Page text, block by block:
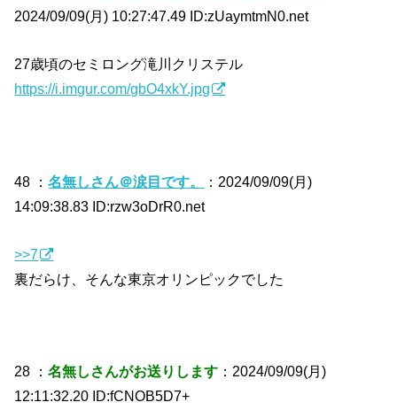
2024/09/09(月) 10:27:47.49 ID:zUaymtmN0.net
27歳頃のセミロング滝川クリステル
https://i.imgur.com/gbO4xkY.jpg
48 ：名無しさん＠涙目です。
：2024/09/09(月)
14:09:38.83 ID:rzw3oDrR0.net
>>7
裏だらけ、そんな東京オリンピックでした
28 ：名無しさんがお送りします ：2024/09/09(月)
12:11:32.20 ID:fCNOB5D7+